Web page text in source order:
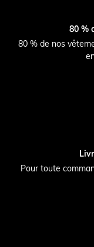
80 %
80 % de nos
Pour toute